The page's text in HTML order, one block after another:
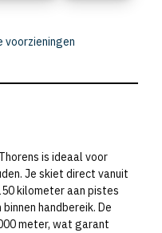
voorzieningen
is ideaal voor
Je skiet direct vanuit
kilometer aan pistes
handbereik. De
meter, wat garant